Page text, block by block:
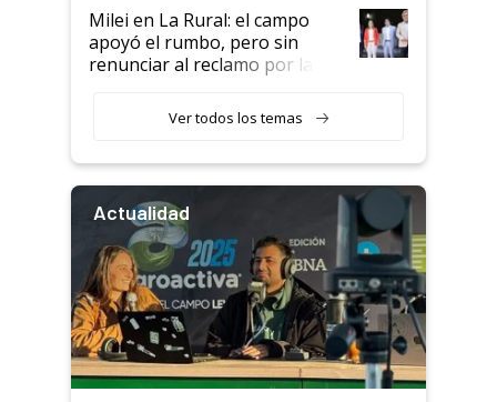
Milei en La Rural: el campo
apoyó el rumbo, pero sin
renunciar al reclamo por las
Ver todos los temas
Actualidad